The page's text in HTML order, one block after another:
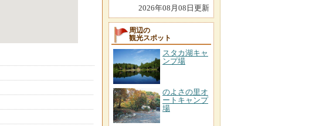
2026年08月08日更新
周辺の
観光スポット
スタカ湖キャ
ンプ場
のよさの里オ
ートキャンプ
場